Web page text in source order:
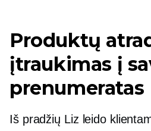
Produktų
įtraukimas į
prenumeratas
Iš pradžių Liz leido